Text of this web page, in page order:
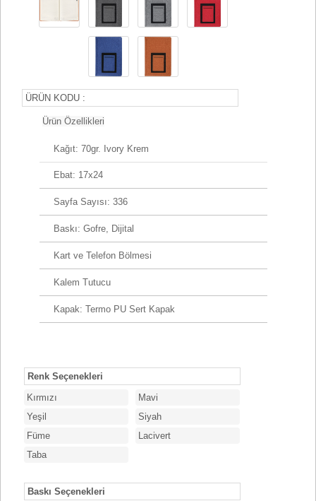
ÜRÜN KODU :
Ürün Özellikleri
Kağıt: 70gr. Ivory Krem
Ebat: 17x24
Sayfa Sayısı: 336
Baskı: Gofre, Dijital
Kart ve Telefon Bölmesi
Kalem Tutucu
Kapak: Termo PU Sert Kapak
Renk Seçenekleri
Kırmızı
Mavi
Yeşil
Siyah
Füme
Lacivert
Taba
Baskı Seçenekleri